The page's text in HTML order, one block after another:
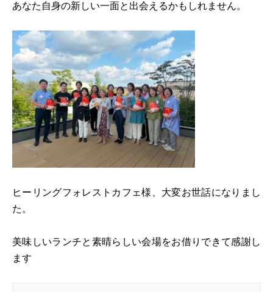
あなた自身の新しい一面と出会えるかもしれません。
ヒーリングフォレストカフェ様、大変お世話になりまし
た。
美味しいランチと素晴らしい会場をお借りできて感謝し
ます